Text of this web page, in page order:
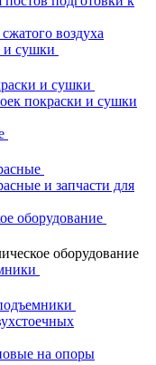
воздуха
и сушки
и сушки
покраски и сушки
и запчасти для
оборудование
оборудование
на опоры